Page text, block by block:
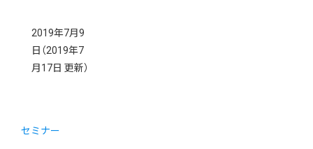
2019年7月9
日 （2019年7
月17日 更新）
セミナー